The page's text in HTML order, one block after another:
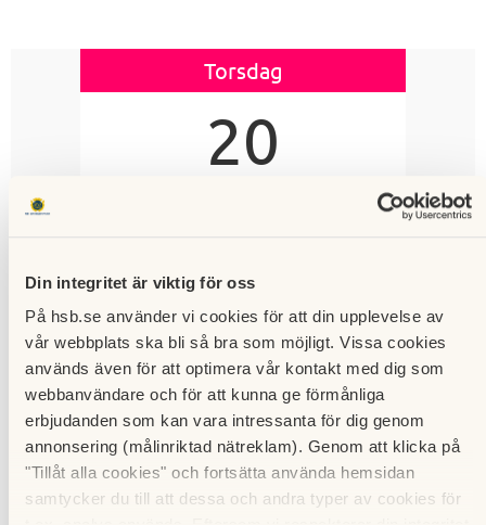
Din integritet är viktig för oss
På hsb.se använder vi cookies för att din upplevelse av
vår webbplats ska bli så bra som möjligt. Vissa cookies
används även för att optimera vår kontakt med dig som
webbanvändare och för att kunna ge förmånliga
erbjudanden som kan vara intressanta för dig genom
annonsering (målinriktad nätreklam). Genom att klicka på
"Tillåt alla cookies" och fortsätta använda hemsidan
samtycker du till att dessa och andra typer av cookies för
Torsdag
20
Styrelsemöte
augusti
Panncentralen20 augusti 2020
18:00